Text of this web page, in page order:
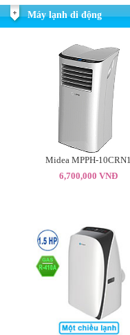
Máy lạnh di động
Midea MPPH-10CRN1
6,700,000 VNĐ